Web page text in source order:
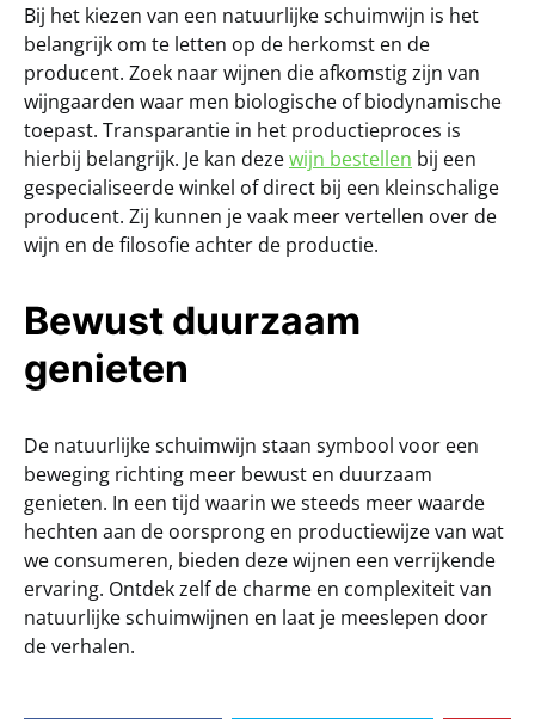
Bij het kiezen van een natuurlijke schuimwijn is het
belangrijk om te letten op de herkomst en de
producent. Zoek naar wijnen die afkomstig zijn van
wijngaarden waar men biologische of biodynamische
toepast. Transparantie in het productieproces is
hierbij belangrijk. Je kan dezewijn bestellen bij een
gespecialiseerde winkel of direct bij een kleinschalige
producent. Zij kunnen je vaak meer vertellen over de
wijn en de filosofie achter de productie.
Bewust duurzaam
genieten
De natuurlijke schuimwijn staan symbool voor een
beweging richting meer bewust en duurzaam
genieten. In een tijd waarin we steeds meer waarde
hechten aan de oorsprong en productiewijze van wat
we consumeren, bieden deze wijnen een verrijkende
ervaring. Ontdek zelf de charme en complexiteit van
natuurlijke schuimwijnen en laat je meeslepen door
de verhalen.